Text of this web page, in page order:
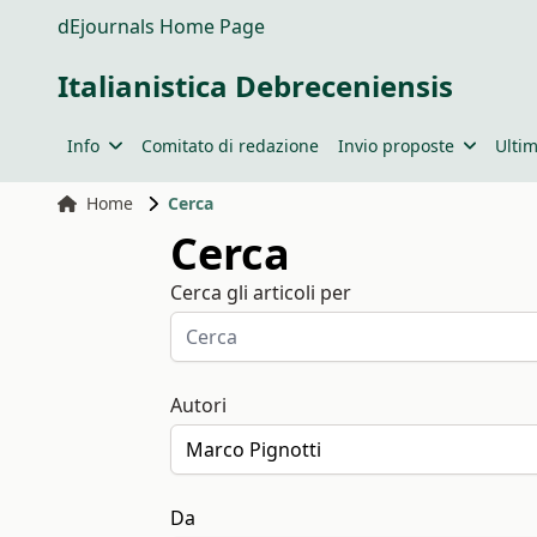
dEjournals Home Page
Italianistica Debreceniensis
Info Comitato di redazione Invio proposte
Home Cerca
Cerca
Cerca gli articoli per
Autori
Da